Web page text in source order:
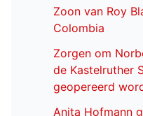
Zoon van Roy
Colombia
Zorgen om
de Kastelruther
geopereerd
Anita Hofmann